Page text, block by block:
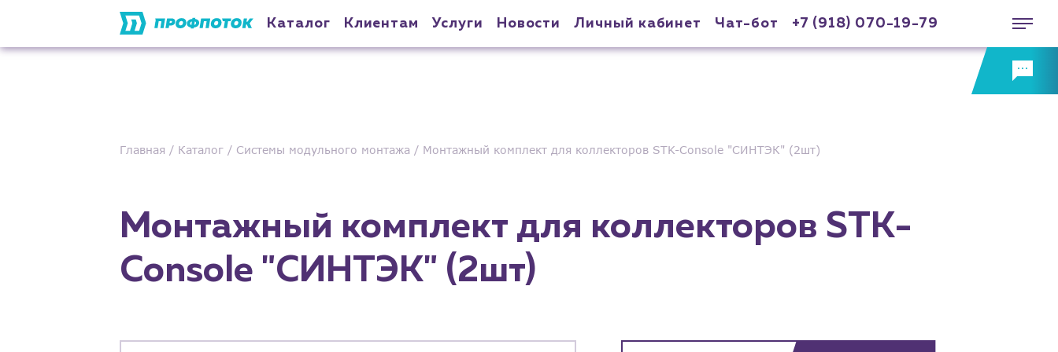
Каталог Клиентам Услуги Новости Личный кабинет Чат-бот +7 (918) 070-19-79
Главная Каталог Системы модульного монтажа Монтажный комплект для коллекторов STK-Console "СИНТЭК" (2шт)
Монтажный комплект для коллекторов STK-
Console "СИНТЭК" (2шт)